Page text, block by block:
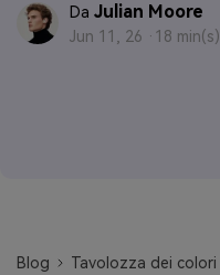
Da Julian Moore
Jun 11, 26 · 18 min(s)
Blog
Tavolozza dei colori